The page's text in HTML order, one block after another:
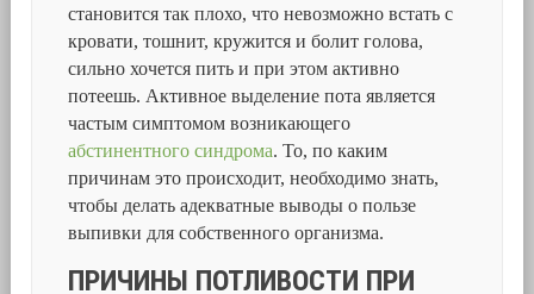
становится так плохо, что невозможно встать с
кровати, тошнит, кружится и болит голова,
сильно хочется пить и при этом активно
потеешь. Активное выделение пота является
частым симптомом возникающего
абстинентного синдрома. То, по каким
причинам это происходит, необходимо знать,
чтобы делать адекватные выводы о пользе
выпивки для собственного организма.
ПРИЧИНЫ ПОТЛИВОСТИ ПРИ